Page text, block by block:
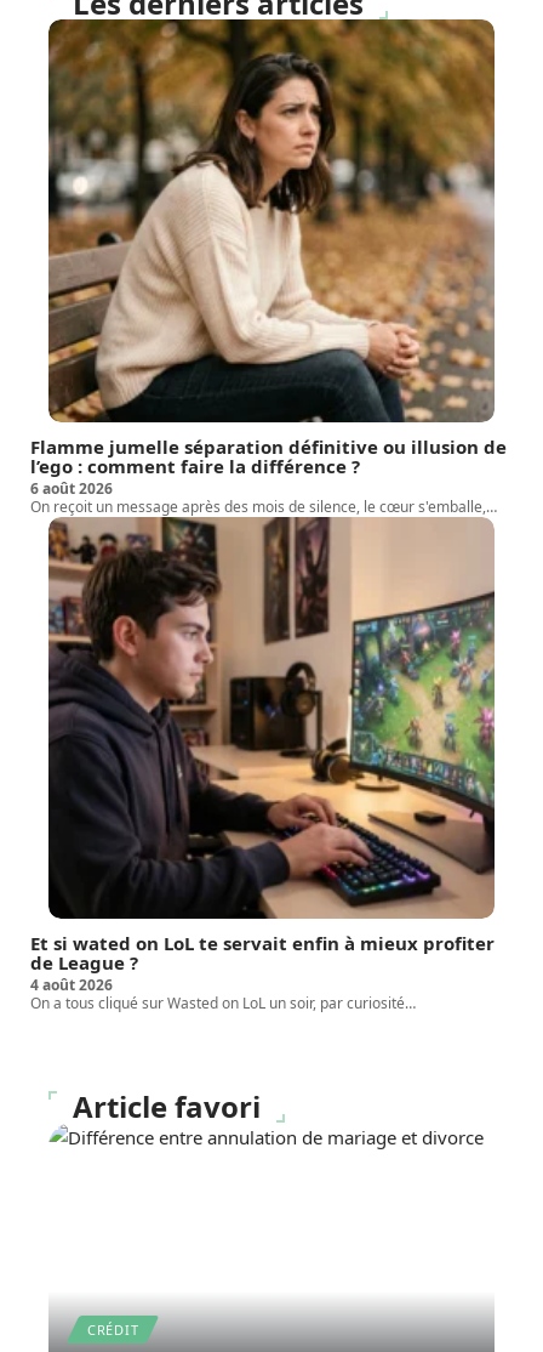
Flamme jumelle séparation définitive ou illusion de
l’ego : comment faire la différence ?
6 août 2026
On reçoit un message après des mois de silence, le cœur s'emballe,…
Et si wated on LoL te servait enfin à mieux profiter
de League ?
4 août 2026
On a tous cliqué sur Wasted on LoL un soir, par curiosité…
Article favori
CRÉDIT